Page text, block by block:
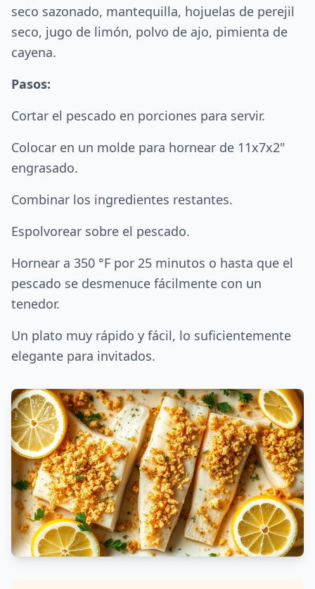
seco sazonado, mantequilla, hojuelas de perejil
seco, jugo de limón, polvo de ajo, pimienta de
cayena.
Pasos:
Cortar el pescado en porciones para servir.
Colocar en un molde para hornear de 11x7x2"
engrasado.
Combinar los ingredientes restantes.
Espolvorear sobre el pescado.
Hornear a 350 °F por 25 minutos o hasta que el
pescado se desmenuce fácilmente con un
tenedor.
Un plato muy rápido y fácil, lo suficientemente
elegante para invitados.